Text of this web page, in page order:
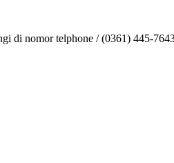
di nomor telphone / (0361) 445-